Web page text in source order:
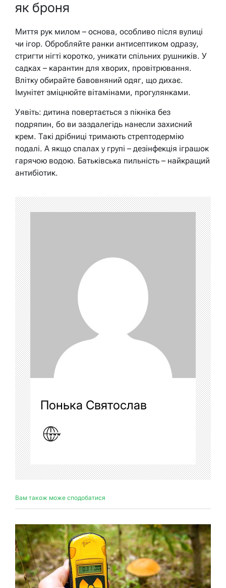
як броня
Миття рук милом – основа, особливо після вулиці
чи ігор. Обробляйте ранки антисептиком одразу,
стригти нігті коротко, уникати спільних рушників. У
садках – карантин для хворих, провітрювання.
Влітку обирайте бавовняний одяг, що дихає.
Імунітет зміцнюйте вітамінами, прогулянками.
Уявіть: дитина повертається з пікніка без
подряпин, бо ви заздалегідь нанесли захисний
крем. Такі дрібниці тримають стрептодермію
подалі. А якщо спалах у групі – дезінфекція іграшок
гарячою водою. Батьківська пильність – найкращий
антибіотик.
Понька Святослав
Вам також може сподобатися